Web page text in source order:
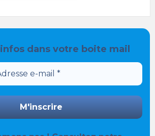
dans votre boite mail